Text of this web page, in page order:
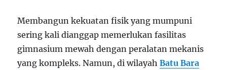
Membangun kekuatan fisik yang mumpuni
sering kali dianggap memerlukan fasilitas
gimnasium mewah dengan peralatan mekanis
yang kompleks. Namun, di wilayahBatu Bara